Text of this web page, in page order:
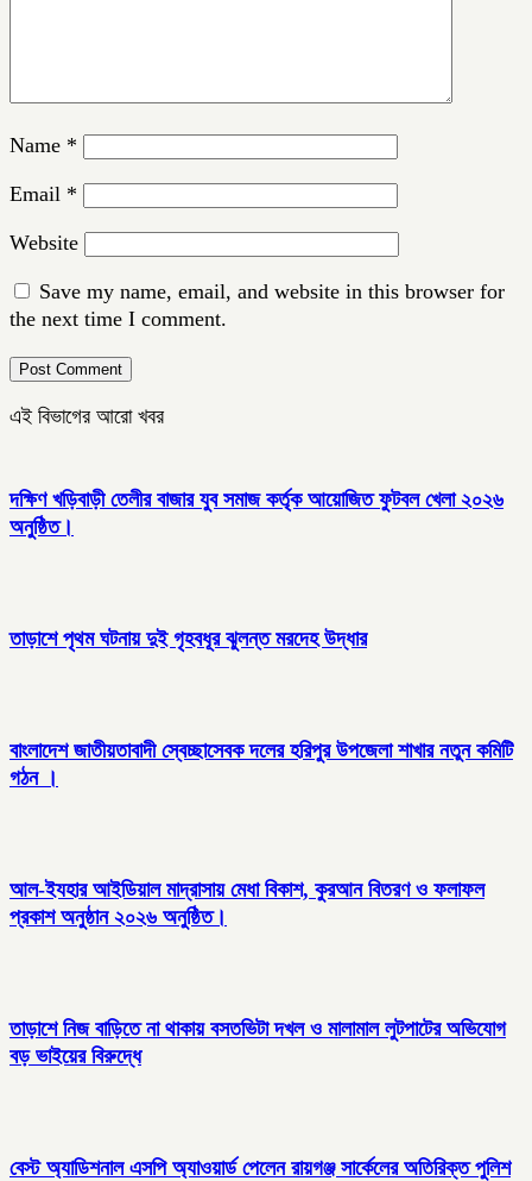
Name *
Email *
Website
Save my name, email, and website in this browser for
the next time I comment.
এই বিভাগের আরো খবর
দক্ষিণ খড়িবাড়ী তেলীর বাজার যুব সমাজ কর্তৃক আয়োজিত ফুটবল খেলা ২০২৬
অনুষ্ঠিত।
তাড়াশে পৃথম ঘটনায় দুই গৃহবধূর ঝুলন্ত মরদেহ উদ্ধার
বাংলাদেশ জাতীয়তাবাদী স্বেচ্ছাসেবক দলের হরিপুর উপজেলা শাখার নতুন কমিটি
গঠন ।
আল-ইযহার আইডিয়াল মাদ্রাসায় মেধা বিকাশ, কুরআন বিতরণ ও ফলাফল
প্রকাশ অনুষ্ঠান ২০২৬ অনুষ্ঠিত।
তাড়াশে নিজ বাড়িতে না থাকায় বসতভিটা দখল ও মালামাল লুটপাটের অভিযোগ
বড় ভাইয়ের বিরুদ্ধে
বেস্ট অ্যাডিশনাল এসপি অ্যাওয়ার্ড পেলেন রায়গঞ্জ সার্কেলের অতিরিক্ত পুলিশ